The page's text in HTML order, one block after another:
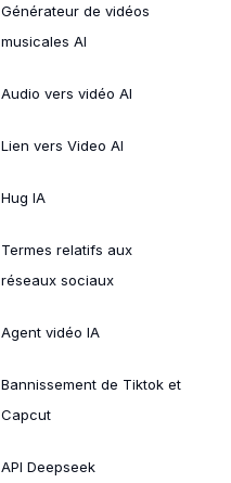
Générateur de vidéos
musicales AI
Audio vers vidéo AI
Lien vers Video AI
Hug IA
Termes relatifs aux
réseaux sociaux
Agent vidéo IA
Bannissement de Tiktok et
Capcut
API Deepseek